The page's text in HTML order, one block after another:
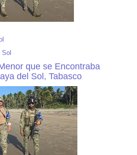
Sol
que se Encontraba
del Sol, Tabasco